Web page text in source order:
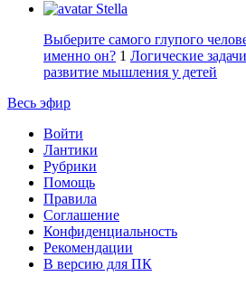
Stella
Выберите самого глупого
именно он? 1 Логические
развитие мышления у детей
Весь эфир
Войти
Лантики
Рубрики
Помощь
Правила
Соглашение
Конфиденциальность
Рекомендации
В версию для ПК